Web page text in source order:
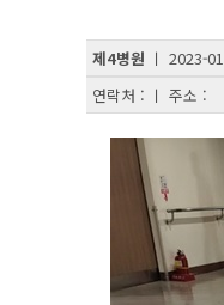
제4병원 ㅣ 2023-
연락처 : ㅣ 주소 :